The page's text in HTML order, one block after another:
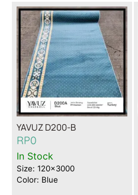
YAVUZ D200-B
RP0
In Stock
Size: 120x3000
Color: Blue